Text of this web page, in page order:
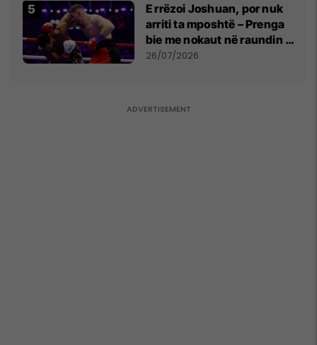
E rrëzoi Joshuan, por nuk
arriti ta mposhtë – Prenga
bie me nokaut në raundin e
dytë
26/07/2026